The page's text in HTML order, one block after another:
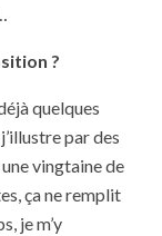
?
quelques
par des
vingtaine de
ça ne remplit
je m’y